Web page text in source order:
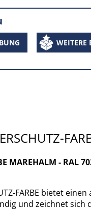
WEITERE
MAREHALM -
FARBE bietet
und zeichnet